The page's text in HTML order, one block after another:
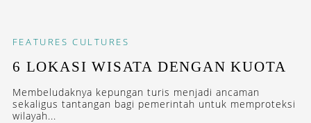
FEATURES CULTURES
6 LOKASI WISATA DENGAN KUOTA
Membeludaknya kepungan turis menjadi ancaman
sekaligus tantangan bagi pemerintah untuk memproteksi
wilayah...